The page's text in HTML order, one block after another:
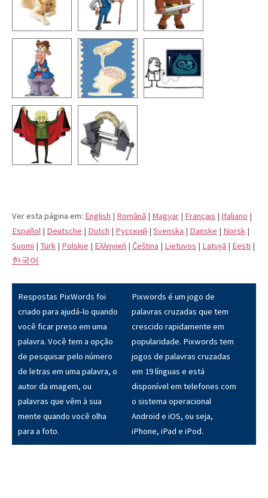
Ver esta página em: English | Română | Magyar | Français | Italiano |
Español | Deutsche | Dutch | Pусский | Svenska | Danske | Norsk |
Suomi | Türk | Polskie | Eλληνική | Čeština | Lietuvos | Latvijā | Eesti |
한국어
Respostas PixWords foi
criado para ajudá-lo quando
você ficar preso em uma
palavra. Você tem a opção
de pesquisar pelo número
de letras em uma palavra, o
autor da imagem, ou
palavras que vêm à sua
mente quando você olha
para a foto.
Pixwords é um jogo de
palavras cruzadas que tem
crescido rapidamente em
popularidade. Pixwords tem
jogos de palavras cruzadas
em 19 línguas e está
disponível em telefones com
o sistema operacional
Android e iOS, ou seja,
iPhone, iPad e iPod.